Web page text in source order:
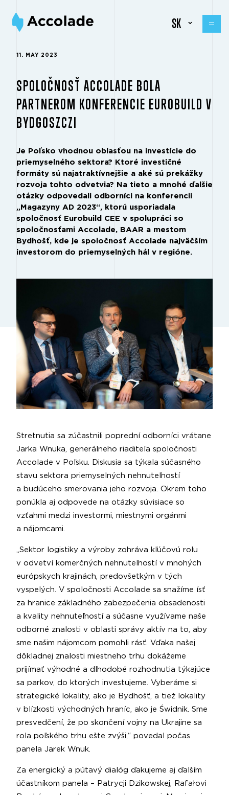
SK
11. MAY 2023
SPOLOČNOSŤ ACCOLADE BOLA
PARTNEROM KONFERENCIE EUROBUILD V
BYDGOSZCZI
Je Poľsko vhodnou oblasťou na investície do
priemyselného sektora? Ktoré investičné
formáty sú najatraktívnejšie a aké sú prekážky
rozvoja tohto odvetvia? Na tieto a mnohé ďalšie
otázky odpovedali odborníci na konferencii
„Magazyny AD 2023“, ktorú usporiadala
spoločnosť Eurobuild CEE v spolupráci so
spoločnosťami Accolade, BAAR a mestom
Bydhošť, kde je spoločnosť Accolade najväčším
investorom do priemyselných hál v regióne.
Stretnutia sa zúčastnili poprední odborníci vrátane
Jarka Wnuka, generálneho riaditeľa spoločnosti
Accolade v Poľsku. Diskusia sa týkala súčasného
stavu sektora priemyselných nehnuteľností
a budúceho smerovania jeho rozvoja. Okrem toho
ponúkla aj odpovede na otázky súvisiace so
vzťahmi medzi investormi, miestnymi orgánmi
a nájomcami.
„Sektor logistiky a výroby zohráva kľúčovú rolu
v odvetví komerčných nehnuteľností v mnohých
európskych krajinách, predovšetkým v tých
vyspelých. V spoločnosti Accolade sa snažíme ísť
za hranice základného zabezpečenia obsadenosti
a kvality nehnuteľností a súčasne využívame naše
odborné znalosti v oblasti správy aktív na to, aby
sme našim nájomcom pomohli rásť. Vďaka našej
dôkladnej znalosti miestneho trhu dokážeme
prijímať výhodné a dlhodobé rozhodnutia týkajúce
sa parkov, do ktorých investujeme. Vyberáme si
strategické lokality, ako je Bydhošť, a tiež lokality
v blízkosti východných hraníc, ako je Świdnik. Sme
presvedčení, že po skončení vojny na Ukrajine sa
rola poľského trhu ešte zvýši,“ povedal počas
panela Jarek Wnuk.
Za energický a pútavý dialóg ďakujeme aj ďalším
účastníkom panela – Patrycji Dzikowskej, Rafałovi